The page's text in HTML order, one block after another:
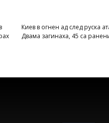
Киев в огнен ад след руска
Двама загинаха, 45 са